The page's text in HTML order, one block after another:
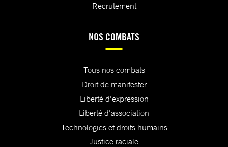
Recrutement
NOS COMBATS
Tous nos combats
Droit de manifester
Liberté d'expression
Liberté d'association
Technologies et droits humains
Justice raciale